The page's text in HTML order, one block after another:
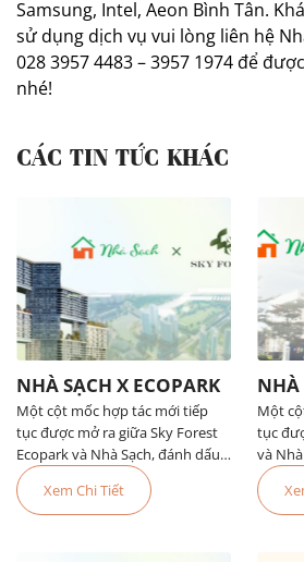
Samsung, Intel, Aeon Bình Tân.
sử dụng dịch vụ vui lòng liên hệ
028 3957 4483 – 3957 1974 để
nhé!
CÁC TIN TỨC KHÁC
Một cột mốc hợp tác mới tiếp
tục được mở ra giữa Sky Forest
Ecopark và Nhà Sạch, đánh dấu
hành trình đồng hành hướng
đến không gian sống hiện đại,
xanh sạch và đẳng cấp dành cho
NHÀ SẠCH X ECOPARK
Xem Chi Tiết
Một
tục
và
hành
theo
hành
NHÀ